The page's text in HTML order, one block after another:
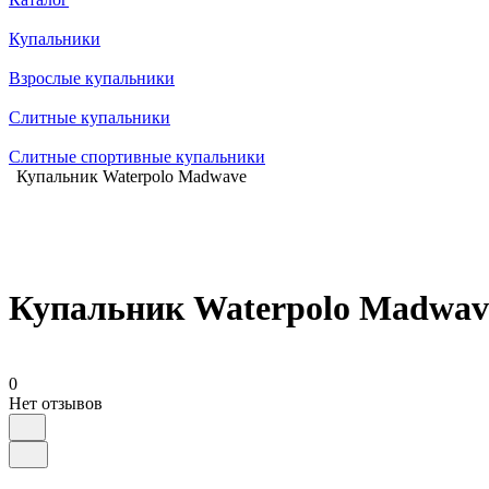
Купальники
Взрослые купальники
Слитные купальники
Слитные спортивные купальники
Купальник Waterpolo Madwave
Купальник Waterpolo
0
Нет отзывов